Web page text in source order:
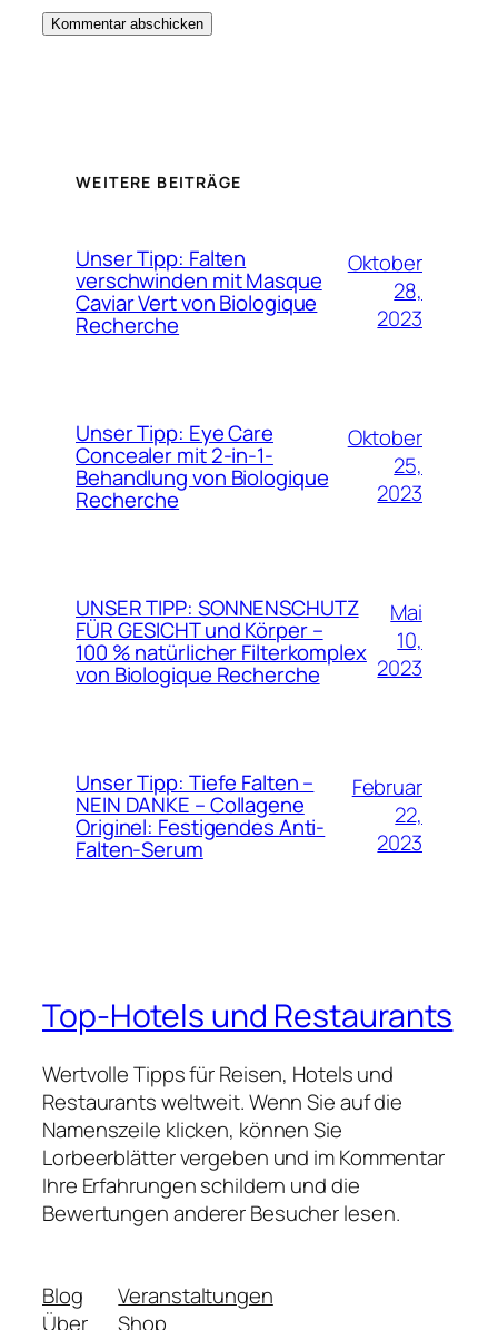
WEITERE BEITRÄGE
Unser Tipp: Falten
verschwinden mit Masque
Caviar Vert von Biologique
Recherche
Oktober
28,
2023
Unser Tipp: Eye Care
Concealer mit 2-in-1-
Behandlung von Biologique
Recherche
Oktober
25,
2023
UNSER TIPP: SONNENSCHUTZ
FÜR GESICHT und Körper –
100 % natürlicher Filterkomplex
von Biologique Recherche
Mai
10,
2023
Unser Tipp: Tiefe Falten –
NEIN DANKE – Collagene
Originel: Festigendes Anti-
Falten-Serum
Februar
22,
2023
Top-Hotels und Restaurants
Wertvolle Tipps für Reisen, Hotels und
Restaurants weltweit. Wenn Sie auf die
Namenszeile klicken, können Sie
Lorbeerblätter vergeben und im Kommentar
Ihre Erfahrungen schildern und die
Bewertungen anderer Besucher lesen.
Blog
Über
Veranstaltungen
Shop